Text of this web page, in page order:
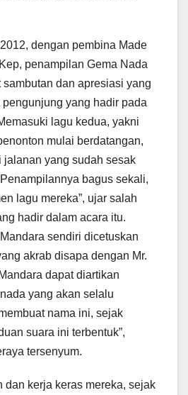
dengan pembina Made
penampilan Gema Nada
sambutan dan apresiasi yang
pengunjung yang hadir pada
lagu kedua, yakni
mulai berdatangan,
jalanan yang sudah sesak
bagus sekali,
lagu mereka”, ujar salah
hadir dalam acara itu.
sendiri dicetuskan
akrab disapa dengan Mr.
dapat diartikan
yang akan selalu
nama ini, sejak
suara ini terbentuk”,
tersenyum.
dan kerja keras mereka, sejak